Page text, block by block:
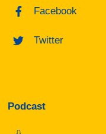
Facebook
Twitter
Podcast